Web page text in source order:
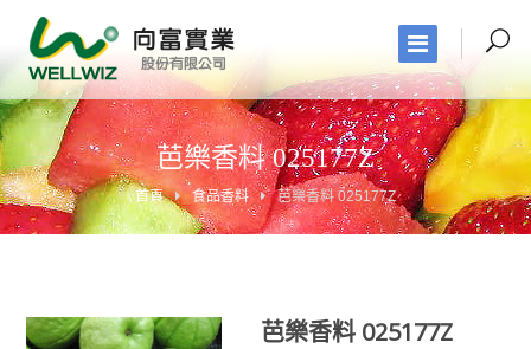
芭樂香料 025177Z
首頁 食品香料 芭樂香料 025177Z
芭樂香料 025177Z